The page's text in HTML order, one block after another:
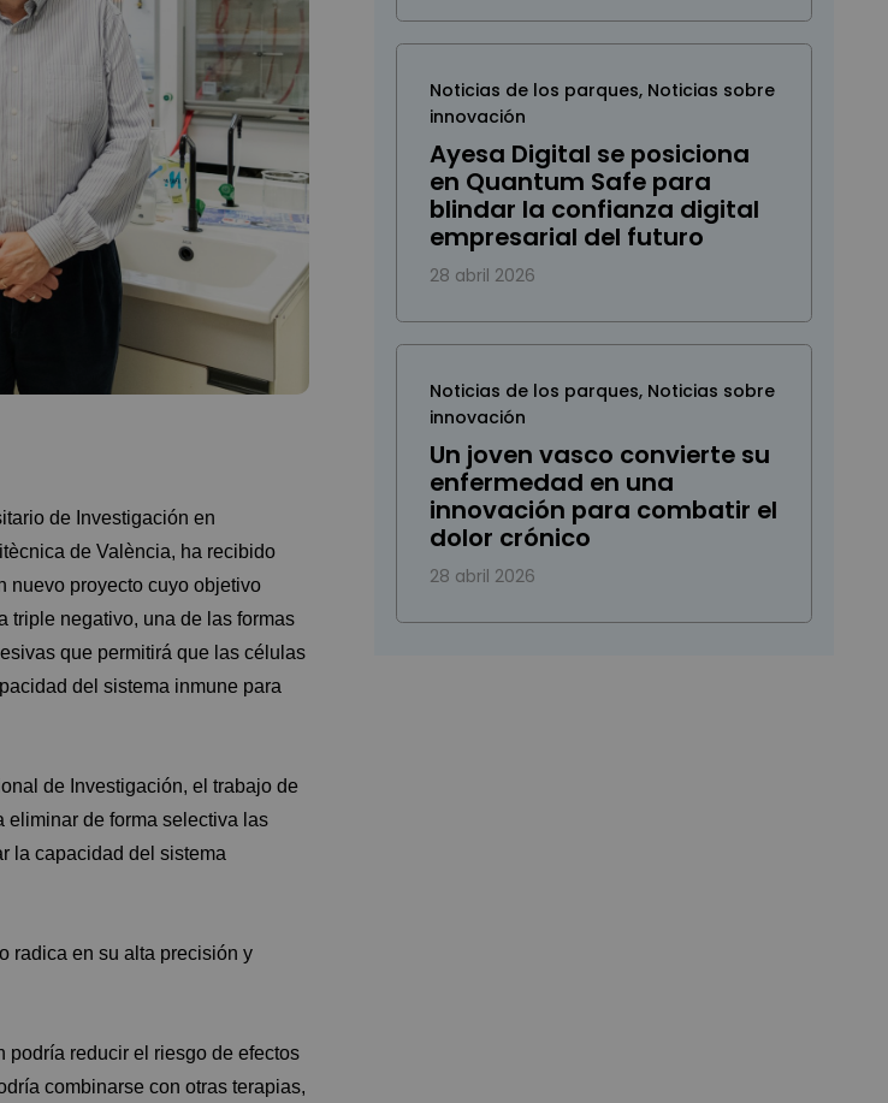
de Investigación en
de València, ha recibido
nuevo proyecto cuyo objetivo
triple negativo, una de las formas
que permitirá que las células
del sistema inmune para
de Investigación, el trabajo de
eliminar de forma selectiva las
la capacidad del sistema
radica en su alta precisión y
podría reducir el riesgo de efectos
combinarse con otras terapias,
Noticias de los parques, Noticias sobre
innovación
Ayesa Digital se posiciona
en Quantum Safe para
blindar la confianza digital
empresarial del futuro
28 abril 2026
Noticias de los parques, Noticias sobre
innovación
Un joven vasco convierte su
enfermedad en una
innovación para combatir el
dolor crónico
28 abril 2026